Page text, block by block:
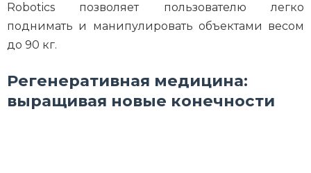
Robotics позволяет пользователю легко
поднимать и манипулировать объектами весом
до 90 кг.
Регенеративная медицина:
выращивая новые конечности